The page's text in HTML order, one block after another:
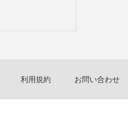
利用規約 お問い合わせ